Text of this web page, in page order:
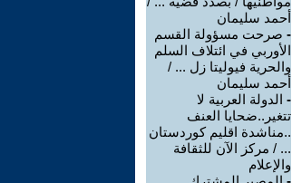
أحمد سليمان
- صرحت مسؤولة القسم
الأوربي في ائتلاف السلم
والحرية فيوليتا زل ... /
أحمد سليمان
- الدولة العربية لا
تتغير..ضحايا العنف
..مناشدة اقليم كوردستان
... / مركز الآن للثقافة
والإعلام